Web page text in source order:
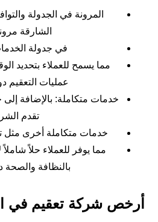
المرونة في الجدولة
الشارقة
في جدولة
مما يسمح للعملاء بتحديد
عمليات التعقيم
خدمات متكاملة: بالإضافة إلى
تقدم
خدمات متكاملة أخرى مثل
مما يوفر للعملاء حلاً شاملاً
بالنظافة والصحة
أرخص شركة تعقيم في